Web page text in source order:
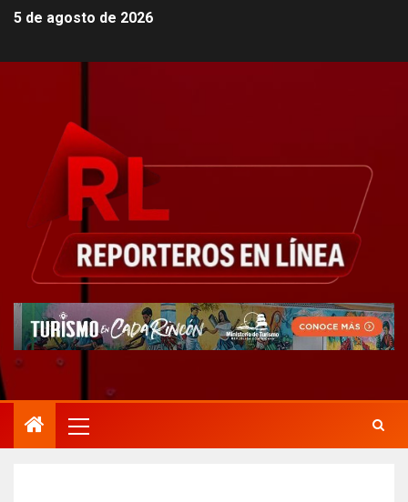
5 de agosto de 2026